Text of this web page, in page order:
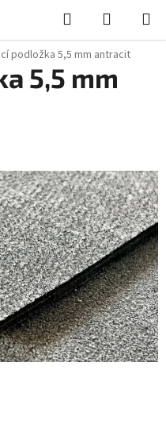
Hledat
KOŠÍK
podložka 5,5 mm antracit
5,5 mm